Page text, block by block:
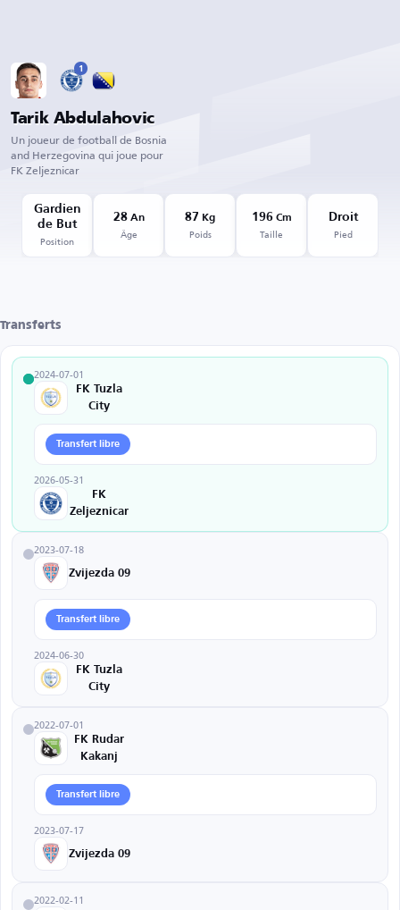
1
Tarik Abdulahovic
Un joueur de football de Bosnia
and Herzegovina qui joue pour
FK Zeljeznicar
Gardien
de But
Position
28An
Âge
87 Kg
Poids
196Cm
Taille
Droit
Pied
Transferts
2024-07-01
FK Tuzla
City
Transfert libre
2026-05-31
FK
Zeljeznicar
2023-07-18
Zvijezda 09
Transfert libre
2024-06-30
FK Tuzla
City
2022-07-01
FK Rudar
Kakanj
Transfert libre
2023-07-17
Zvijezda 09
2022-02-11